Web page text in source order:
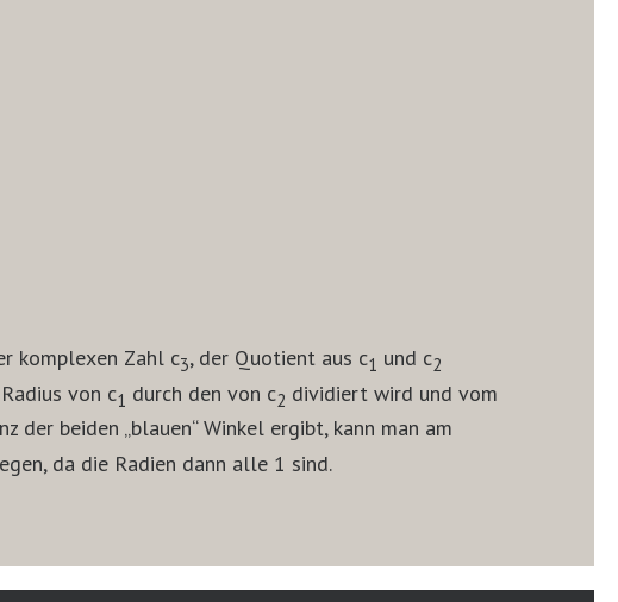
komplexen Zahl c3, der Quotient aus c1 und c2
von c1 durch den von c2 dividiert wird und vom
der beiden „blauen“ Winkel ergibt, kann man am
da die Radien dann alle 1 sind.